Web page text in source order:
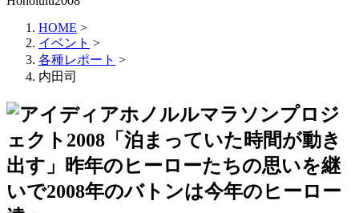
HOME >
イベント >
各種レポート >
内田司